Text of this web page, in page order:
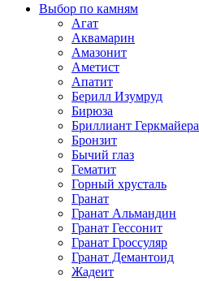
Выбор по камням
Агат
Аквамарин
Амазонит
Аметист
Апатит
Берилл Изумруд
Бирюза
Бриллиант Геркмайера
Бронзит
Бычий глаз
Гематит
Горный хрусталь
Гранат
Гранат Альмандин
Гранат Гессонит
Гранат Гроссуляр
Гранат Демантоид
Жадеит